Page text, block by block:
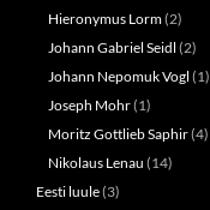
Hieronymus Lorm(2)
Johann Gabriel Seidl (2)
Johann Nepomuk Vogl (1)
Joseph Mohr(1)
Moritz Gottlieb Saphir(4)
Nikolaus Lenau (14)
Eesti luule(3)